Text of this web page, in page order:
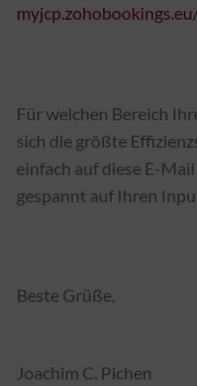
Für welchen Bereich
sich die größte
einfach auf diese E-Mail
gespannt auf Ihren
Beste Grüße,
Joachim C. Pichen